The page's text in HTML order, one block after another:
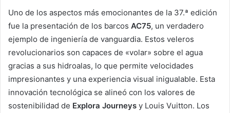
Uno de los aspectos más emocionantes de la 37.ª edición
fue la presentación de los barcos AC75, un verdadero
ejemplo de ingeniería de vanguardia. Estos veleros
revolucionarios son capaces de «volar» sobre el agua
gracias a sus hidroalas, lo que permite velocidades
impresionantes y una experiencia visual inigualable. Esta
innovación tecnológica se alineó con los valores de
sostenibilidad de Explora Journeys y Louis Vuitton. Los